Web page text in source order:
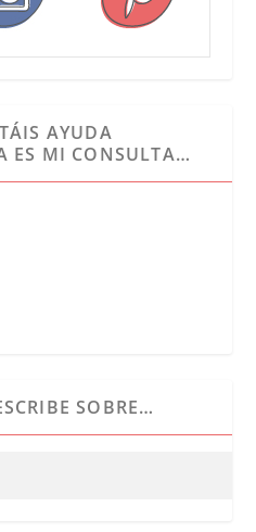
AYUDA
ES MI CONSULTA…
SOBRE…